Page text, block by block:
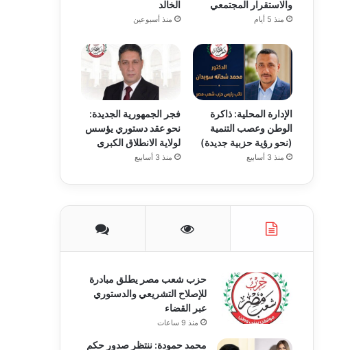
والاستقرار المجتمعي
منذ 5 أيام
الخالد
منذ أسبوعين
​
الإدارة المحلية: ذاكرة
الوطن وعصب التنمية
(نحو رؤية حزبية جديدة)
منذ 3 أسابيع
فجر الجمهورية الجديدة:
نحو عقد دستوري يؤسس
لولاية الانطلاق الكبرى
منذ 3 أسابيع
حزب شعب مصر يطلق مبادرة
للإصلاح التشريعي والدستوري
عبر القضاء
منذ 9 ساعات
محمد حمودة: ننتظر صدور حكم